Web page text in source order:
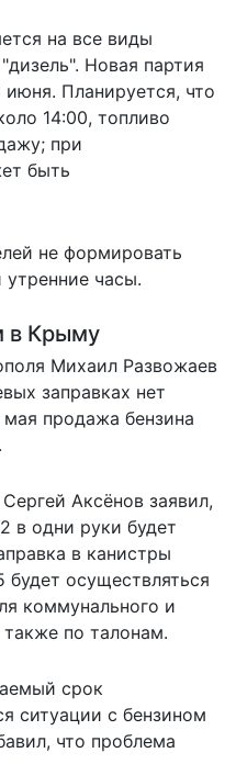
на все виды
Новая партия
Планируется, что
14:00, топливо
при
быть
не формировать
часы.
в Крыму
Михаил Развожаев
заправках нет
продажа бензина
Аксёнов заявил,
в одни руки будет
в канистры
осуществляться
коммунального и
также по талонам.
срок
ситуации с бензином
что проблема